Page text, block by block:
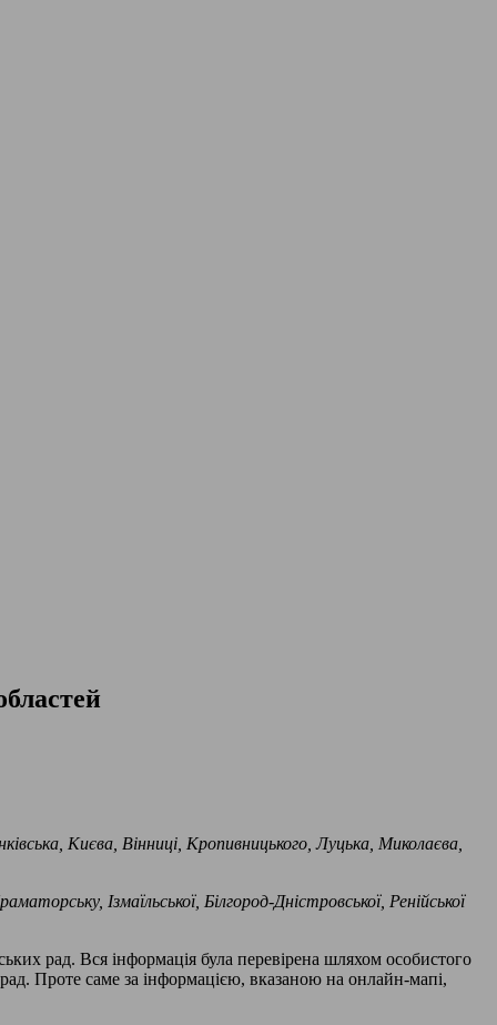
Києва, Вінниці, Кропивницького, Луцька, Миколаєва,
Ізмаїльської, Білгород-Дністровської, Ренійської
рад. Вся інформація була перевірена шляхом особистого
рад. Проте саме за інформацією, вказаною на онлайн-мапі,